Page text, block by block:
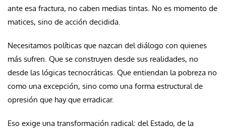
ante esa fractura, no caben medias tintas. No es momento de
matices, sino de acción decidida.
Necesitamos políticas que nazcan del diálogo con quienes
más sufren. Que se construyen desde sus realidades, no
desde las lógicas tecnocráticas. Que entiendan la pobreza no
como una excepción, sino como una forma estructural de
opresión que hay que erradicar.
Eso exige una transformación radical: del Estado, de la